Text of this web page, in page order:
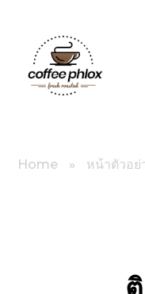
Home » หน้าตัวอย่